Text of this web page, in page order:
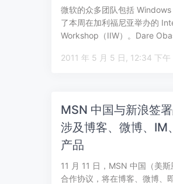
微软的众多团队包括
了本周在加利福尼亚举办的
Workshop（IIW）。Dare
2011 年 5 月 5 日, 12:34 下午
MSN 中国与新浪签
涉及博客、微博、IM
产品
11 月 11 日，MSN 中国（美
合作协议，将在博客、微博、